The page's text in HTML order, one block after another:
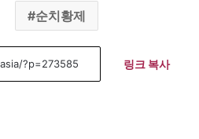
순치황제
링크 복사